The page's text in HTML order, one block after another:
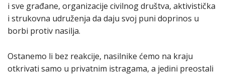
i sve građane, organizacije civilnog društva, aktivistička
i strukovna udruženja da daju svoj puni doprinos u
borbi protiv nasilja.
Ostanemo li bez reakcije, nasilnike ćemo na kraju
otkrivati samo u privatnim istragama, a jedini preostali